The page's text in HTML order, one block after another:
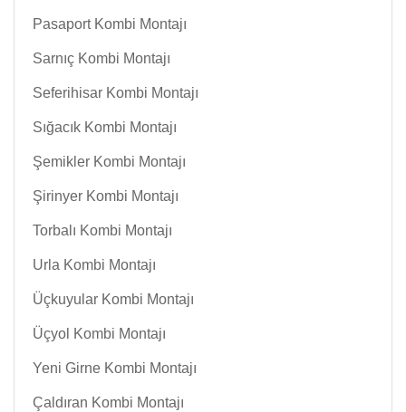
Pasaport Kombi Montajı
Sarnıç Kombi Montajı
Seferihisar Kombi Montajı
Sığacık Kombi Montajı
Şemikler Kombi Montajı
Şirinyer Kombi Montajı
Torbalı Kombi Montajı
Urla Kombi Montajı
Üçkuyular Kombi Montajı
Üçyol Kombi Montajı
Yeni Girne Kombi Montajı
Çaldıran Kombi Montajı